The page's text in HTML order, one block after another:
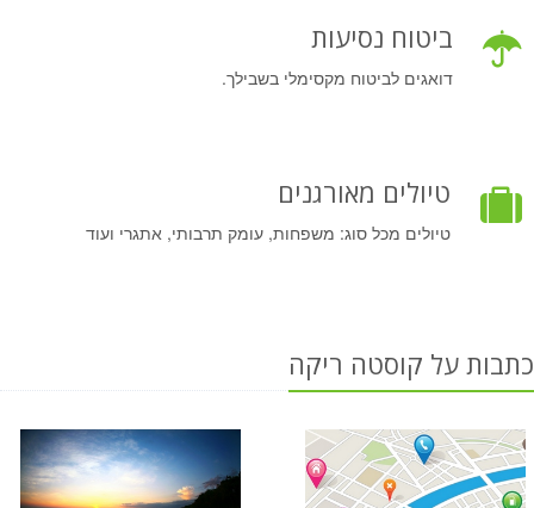
ביטוח נסיעות
דואגים לביטוח מקסימלי בשבילך.
טיולים מאורגנים
טיולים מכל סוג: משפחות, עומק תרבותי, אתגרי ועוד
כתבות על קוסטה ריקה